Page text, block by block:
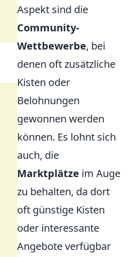
Aspekt sind die
Community-
Wettbewerbe, bei
denen oft zusätzliche
Kisten oder
Belohnungen
gewonnen werden
können. Es lohnt sich
auch, die
Marktplätze im Auge
zu behalten, da dort
oft günstige Kisten
oder interessante
Angebote verfügbar